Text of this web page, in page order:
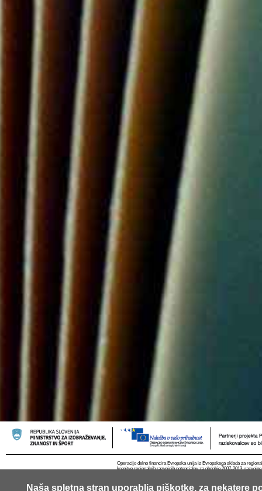
Naša spletna stran uporablja piškotke, za nekatere
Operacijo delno financira Evropska unija iz Evropskega sklada za
krepitve regionalnih razvojnih potencialov za obdobje 2007-2013,